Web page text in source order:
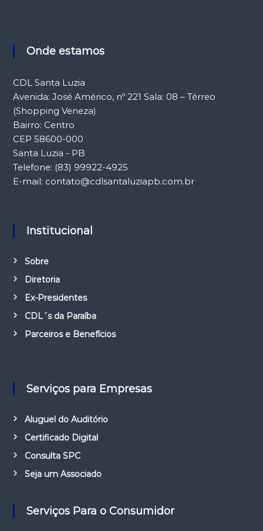
Onde estamos
CDL Santa Luzia
Avenida: José Américo, nº 221 Sala: 08 – Térreo
(Shopping Veneza)
Bairro: Centro
CEP 58600-000
Santa Luzia - PB
Telefone: (83) 99922-4925
E-mail: contato@cdlsantaluziapb.com.br
Institucional
Sobre
Diretoria
Ex-Presidentes
CDL´s da Paraíba
Parceiros e Benefícios
Serviços para Empresas
Aluguel do Auditório
Certificado Digital
Consulta SPC
Seja um Associado
Serviços Para o Consumidor